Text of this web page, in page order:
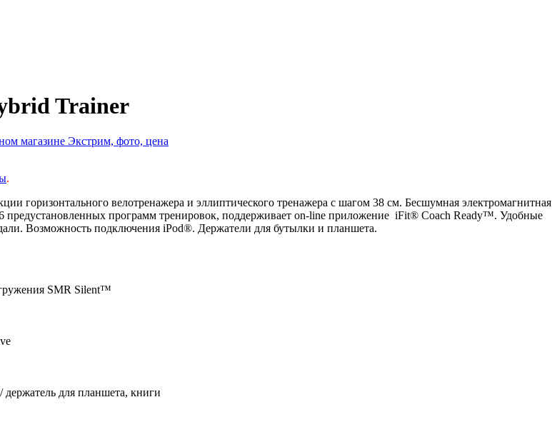
Trainer
.
горизонтального велотренажера и эллиптического тренажера с шагом 38 см. Бесшумная электромагнитная
предустановленных программ тренировок, поддерживает on-line приложение iFit® Coach Ready™. Удобные
Возможность подключения iPod®. Держатели для бутылки и планшета.
SMR Silent™
для планшета, книги